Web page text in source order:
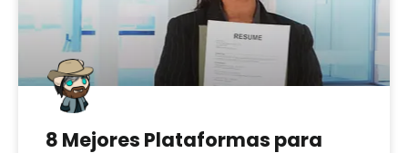
8 Mejores Plataformas para